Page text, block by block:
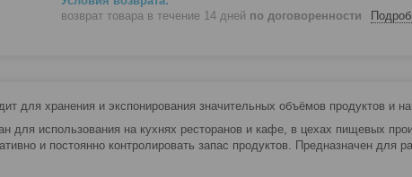
возврат товара в течение 14 дней по договоренности
для хранения и экспонирования значительных объёмов продуктов и
для использования на кухнях ресторанов и кафе, в цехах пищевых
и постоянно контролировать запас продуктов. Предназначен для